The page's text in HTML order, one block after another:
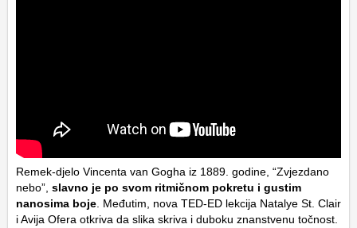
Remek-djelo Vincenta van Gogha iz 1889. godine, “Zvjezdano
nebo”, slavno je po svom ritmičnom pokretu i gustim
nanosima boje . Međutim, nova TED-ED lekcija Natalye St. Clair
i Avija Ofera otkriva da slika skriva i duboku znanstvenu točnost.